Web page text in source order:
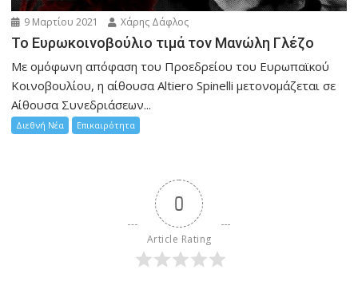
9 Μαρτίου 2021 Χάρης Δάφλος
To Eυρωκοινοβούλιο τιμά τον Μανώλη Γλέζο
Με ομόφωνη απόφαση του Προεδρείου του Ευρωπαϊκού
Κοινοβουλίου, η αίθουσα Altiero Spinelli μετονομάζεται σε
Αίθουσα Συνεδριάσεων...
Διεθνή Νέα Επικαιρότητα
0
Article Rating